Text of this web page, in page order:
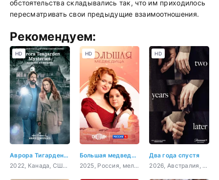
обстоятельства складывались так, что им приходилось
пересматривать свои предыдущие взаимоотношения.
Рекомендуем:
Аврора Тигарден: дом с привидением
2022, Канада, США, криминал, детектив
HD
Большая медведица
2025, Россия, мелодрама
HD
Два года спустя
2026, Австралия, драма
HD